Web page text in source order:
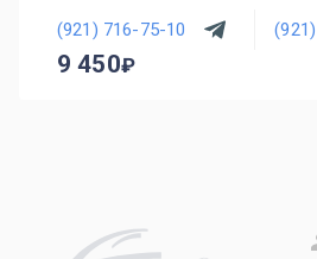
(921) 716-75-10
9 450